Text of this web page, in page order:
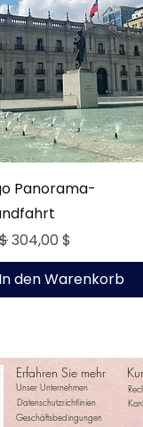
Panorama-
Sale-Preis
304,00 $
In den Warenkorb
Erfahren Sie mehr
Unser Unternehmen
Datenschutzrichtlinien
Geschäftsbedingungen